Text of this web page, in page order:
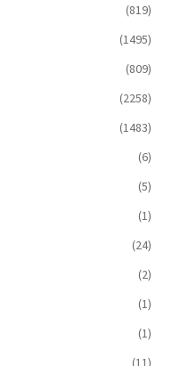
(819)
(1495)
(809)
(2258)
(1483)
(6)
(5)
(1)
(24)
(2)
(1)
(1)
(11)